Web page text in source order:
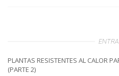
PLANTAS RESISTENTES AL CALOR
(PARTE 2)